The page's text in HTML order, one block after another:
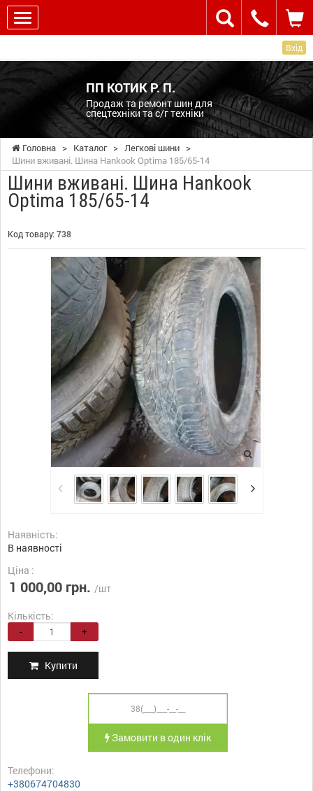
Вхід
ПП КОТИК Р. П.
Продаж та ремонт шин для
спецтехніки та с/г техніки
Головна > Каталог > Легкові шини >
Шини вживані. Шина Hankook Optima 185/65-14
Шини вживані. Шина Hankook
Optima 185/65-14
Код товару: 738
Наявність:
В наявності
Ціна :
1 000,00 грн. /шт
Кількість:
- +
Купити
Замовити в один клік
Телефони:
+380674704830